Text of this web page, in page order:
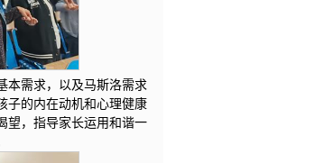
本需求，以及马斯洛需求
子的内在动机和心理健康
望，指导家长运用和谐一